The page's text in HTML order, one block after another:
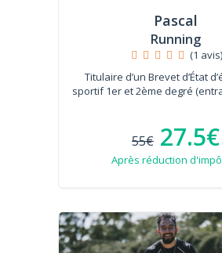
Pascal
Running
(1 avis)
Titulaire d’un Brevet d’État
sportif 1er et 2ème degré
55€ 27.5€
Après réduction